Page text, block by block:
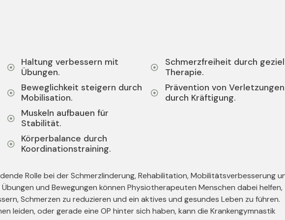
Haltung verbessern mit
Übungen.
Beweglichkeit steigern durch
Mobilisation.
Muskeln aufbauen für
Stabilität.
Körperbalance durch
Koordinationstraining.
Schmerzfreiheit durch
Therapie.
Prävention von Verletzungen
durch Kräftigung.
Rolle bei der Schmerzlinderung, Rehabilitation, Mobilitätsverbesserung
und Bewegungen können Physiotherapeuten Menschen dabei helfen,
Schmerzen zu reduzieren und ein aktives und gesundes Leben zu führen.
leiden, oder gerade eine OP hinter sich haben, kann die Krankengymnastik